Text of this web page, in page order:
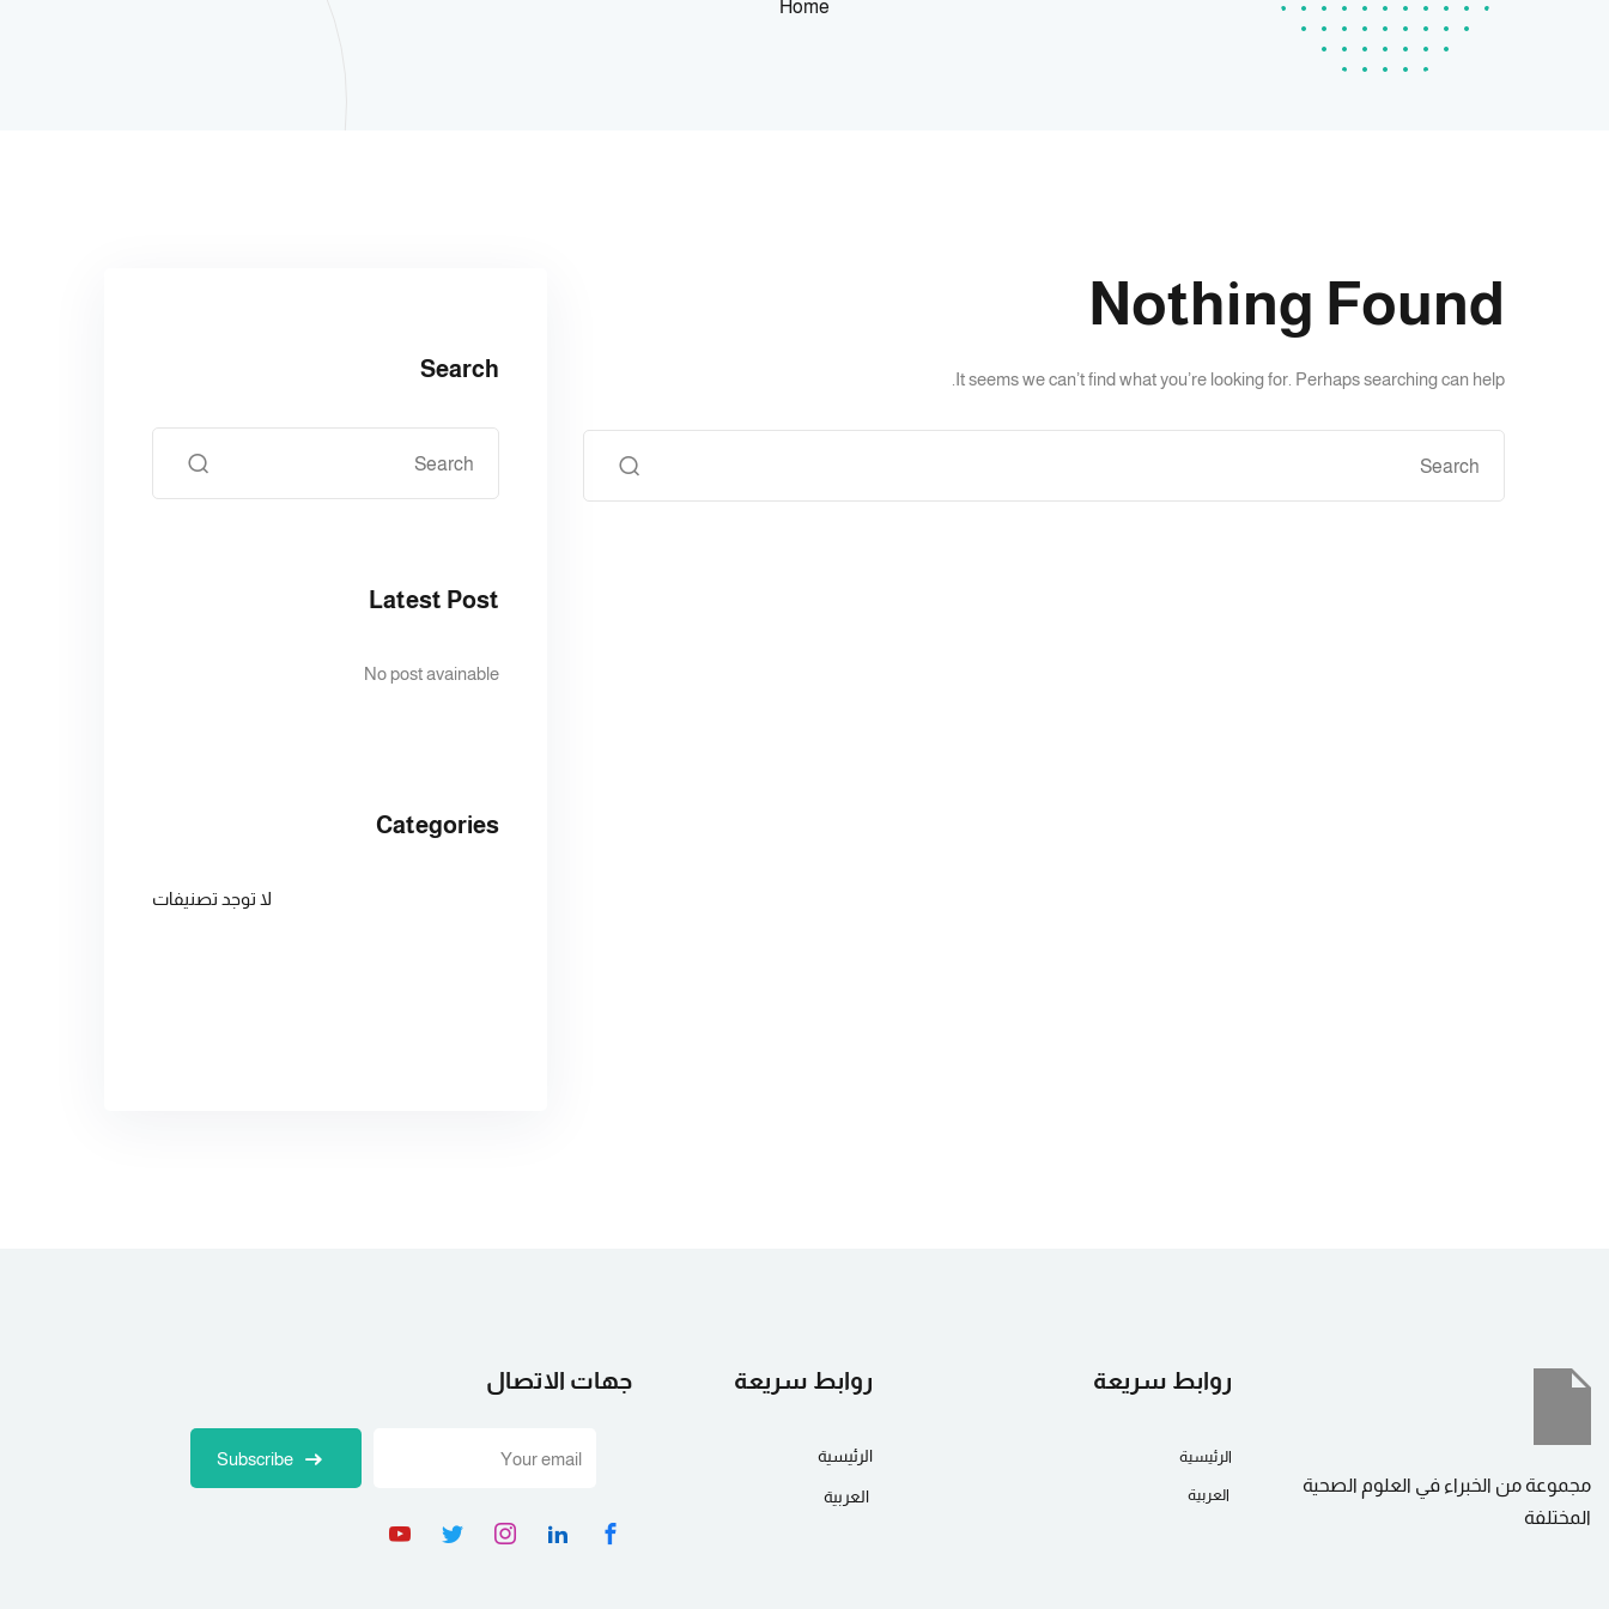
Home
Nothing Found
It seems we can’t find what you’re looking for. Perhaps searching can help.
Search
Latest Post
No post avainable
Categories
لا توجد تصنيفات
مجموعة من الخبراء في العلوم الصحية
المختلفة
روابط سريعة
الرئيسية
العربية
روابط سريعة
الرئيسية
العربية
جهات الاتصال
Subscribe